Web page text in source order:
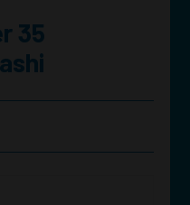
35